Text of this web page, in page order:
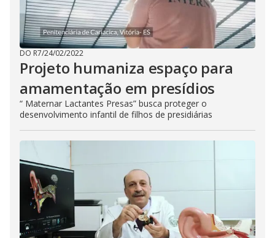
DO R7/24/02/2022
Projeto humaniza espaço para
amamentação em presídios
“ Maternar Lactantes Presas” busca proteger o
desenvolvimento infantil de filhos de presidiárias